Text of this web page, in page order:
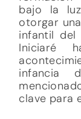
bajo la
otorgar
infantil del
Iniciaré
infancia
clave para